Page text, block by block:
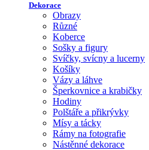
Dekorace
Obrazy
Různé
Koberce
Sošky a figury
Svíčky, svícny a lucerny
Košíky
Vázy a láhve
Šperkovnice a krabičky
Hodiny
Polštáře a přikrývky
Mísy a tácky
Rámy na fotografie
Nástěnné dekorace